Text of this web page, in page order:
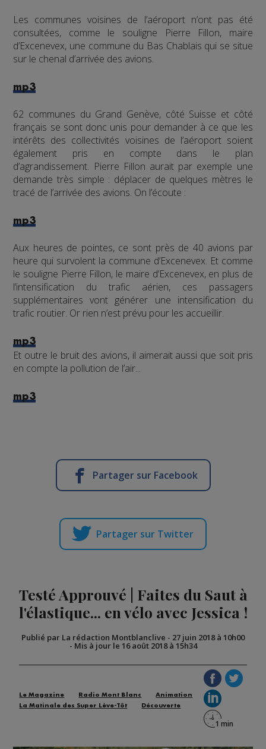
Les communes voisines de l’aéroport n’ont pas été
consultées, comme le souligne Pierre Fillon, maire
d’Excenevex, une commune du Bas Chablais qui se situe
sur le chenal d’arrivée des avions.
mp3
62 communes du Grand Genève, côté Suisse et côté
français se sont donc unis pour demander à ce que les
intérêts des collectivités voisines de l’aéroport soient
également pris en compte dans le plan
d’agrandissement. Pierre Fillon aurait par exemple une
demande très simple : déplacer de quelques mètres le
tracé de l’arrivée des avions. On l’écoute :
mp3
Aux heures de pointes, ce sont près de 40 avions par
heure qui survolent la commune d’Excenevex. Et comme
le souligne Pierre Fillon, le maire d’Excenevex, en plus de
l’intensification du trafic aérien, ces passagers
supplémentaires vont générer une intensification du
trafic routier. Or rien n’est prévu pour les accueillir.
mp3
Et outre le bruit des avions, il aimerait aussi que soit pris
en compte la pollution de l’air...
mp3
Partager sur Facebook
Partager sur Twitter
Testé Approuvé | Faites du Saut à
l'élastique... en vélo avec Jessica !
Publié par La rédaction Montblanclive - 27 juin 2018 à 10h00
- Mis à jour le 16 août 2018 à 15h34
Le Magazine Radio Mont Blanc
Animation
La Matinale des Super Lève-Tôt
Découverte